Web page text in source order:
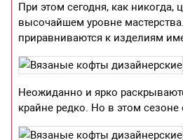
При этом сегодня, как никогда,
высочайшем уровне
приравниваются к изделиям
Неожиданно и ярко
крайне редко. Но в этом